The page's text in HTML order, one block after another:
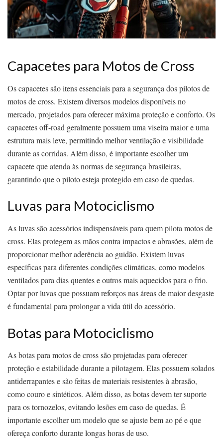
Capacetes para Motos de Cross
Os capacetes são itens essenciais para a segurança dos pilotos de
motos de cross. Existem diversos modelos disponíveis no
mercado, projetados para oferecer máxima proteção e conforto. Os
capacetes off-road geralmente possuem uma viseira maior e uma
estrutura mais leve, permitindo melhor ventilação e visibilidade
durante as corridas. Além disso, é importante escolher um
capacete que atenda às normas de segurança brasileiras,
garantindo que o piloto esteja protegido em caso de quedas.
Luvas para Motociclismo
As luvas são acessórios indispensáveis para quem pilota motos de
cross. Elas protegem as mãos contra impactos e abrasões, além de
proporcionar melhor aderência ao guidão. Existem luvas
específicas para diferentes condições climáticas, como modelos
ventilados para dias quentes e outros mais aquecidos para o frio.
Optar por luvas que possuam reforços nas áreas de maior desgaste
é fundamental para prolongar a vida útil do acessório.
Botas para Motociclismo
As botas para motos de cross são projetadas para oferecer
proteção e estabilidade durante a pilotagem. Elas possuem solados
antiderrapantes e são feitas de materiais resistentes à abrasão,
como couro e sintéticos. Além disso, as botas devem ter suporte
para os tornozelos, evitando lesões em caso de quedas. É
importante escolher um modelo que se ajuste bem ao pé e que
ofereça conforto durante longas horas de uso.